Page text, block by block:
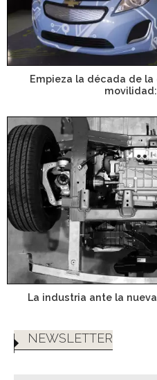
Empieza la década de
movilidad:
La industria ante la
NEWSLETTER